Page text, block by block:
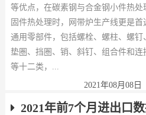
等优点，在碳素钢与合金钢小件热
固件热处理时，网带炉生产线更是
通用零部件，包括螺栓、螺柱、螺钉
垫圏、挡圏、销、斜钉、组合件和连
等十二类，...
2021年08月08日
2021年前7个月进出口数据出炉！关税